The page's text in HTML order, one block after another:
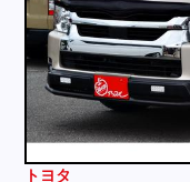
トヨタ